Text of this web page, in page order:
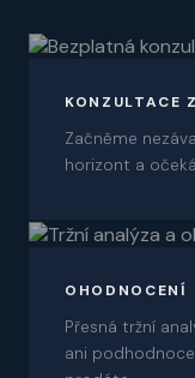
KONZULTACE
Začněme
horizont a
OHODNOCENÍ
Přesná tržní
ani